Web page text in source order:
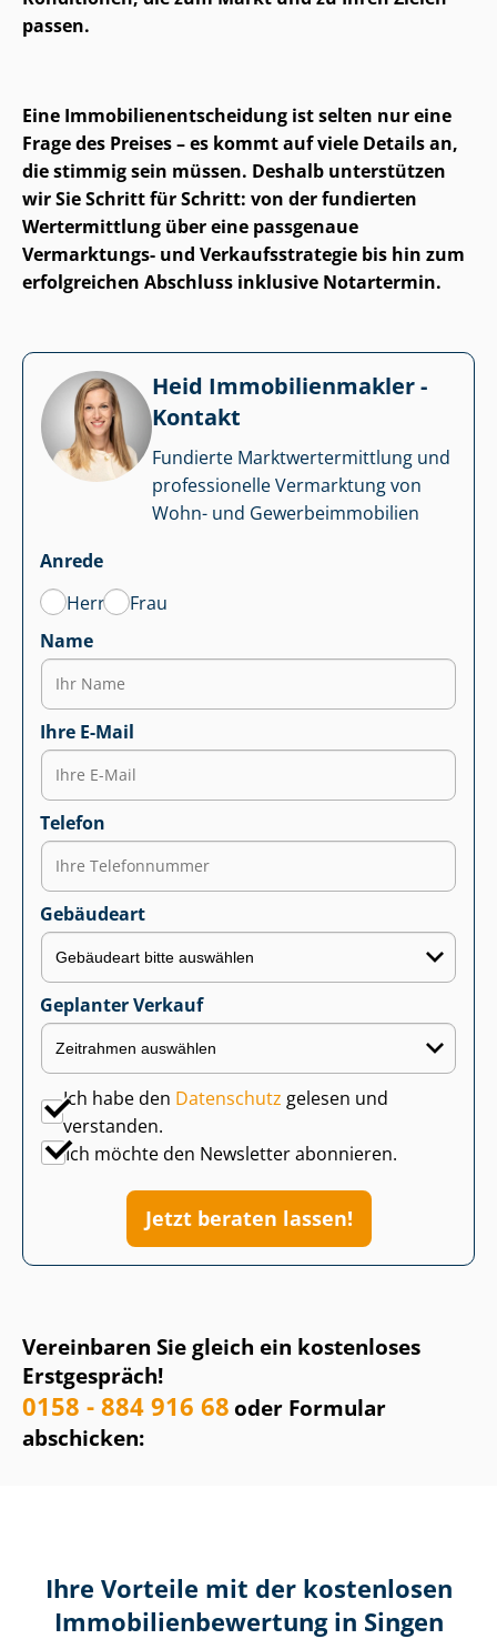
passen.
Eine Im­mo­bi­li­en­ent­schei­dung ist selten nur eine
Frage des Preises – es kommt auf viele Details an,
die stimmig sein müssen. Deshalb unterstützen
wir Sie Schritt für Schritt: von der fundierten
Wertermittlung über eine passgenaue
Vermarktungs- und Ver­kaufs­stra­te­gie bis hin zum
erfolgreichen Abschluss inklusive Notartermin.
Vereinbaren Sie gleich ein kostenloses
Erstgespräch!
0158 - 884 916 68oder Formular
abschicken:
Heid Im­mo­bi­li­en­mak­ler -
Kontakt
Fundierte Markt­wert­ermitt­lung und
professionelle Vermarktung von
Wohn- und Ge­wer­be­im­mo­bi­li­en
Anrede
Herr
Frau
Name
Ihre E-Mail
Telefon
Gebäudeart
Geplanter Verkauf
Ich habe den Datenschutz gelesen und
verstanden.
Ich möchte den Newsletter abonnieren.
Jetzt beraten lassen!
Ihre Vorteile mit der kostenlosen
Im­mo­bi­li­en­be­wer­tung in Singen